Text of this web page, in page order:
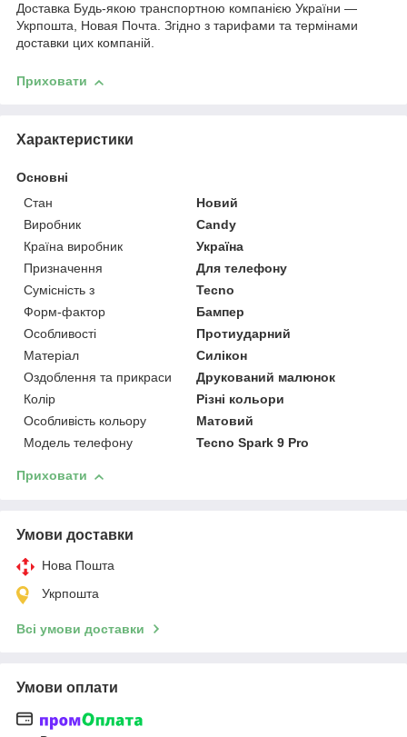
Доставка Будь-якою транспортною компанією України —
Укрпошта, Новая Почта. Згідно з тарифами та термінами
доставки цих компаній.
Приховати
Характеристики
Основні
Стан
Новий
Виробник
Candy
Країна виробник
Україна
Призначення
Для телефону
Сумісність з
Tecno
Форм-фактор
Бампер
Особливості
Протиударний
Матеріал
Силікон
Оздоблення та прикраси
Друкований малюнок
Колір
Різні кольори
Особливість кольору
Матовий
Модель телефону
Tecno Spark 9 Pro
Приховати
Умови доставки
Нова Пошта
Укрпошта
Всі умови доставки
Умови оплати